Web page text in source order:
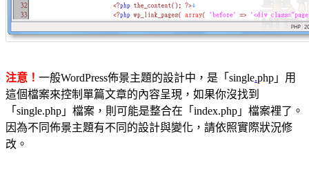
注意！ 一般WordPress佈景主題的設計中，是「single.php」用
這個檔案來控制單篇文章的內容呈現，如果你沒找到
「single.php」檔案，則可能是整合在「index.php」檔案裡了。
因為不同佈景主題有不同的設計與變化，請依照實際狀況修
改。